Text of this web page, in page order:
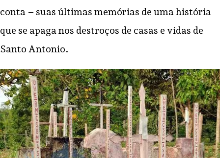
conta – suas últimas memórias de uma história
que se apaga nos destroços de casas e vidas de
Santo Antonio.